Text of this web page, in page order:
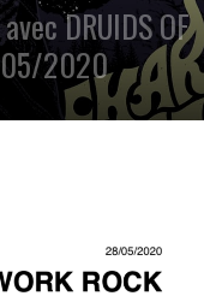
DRUIDS OF
05/2020